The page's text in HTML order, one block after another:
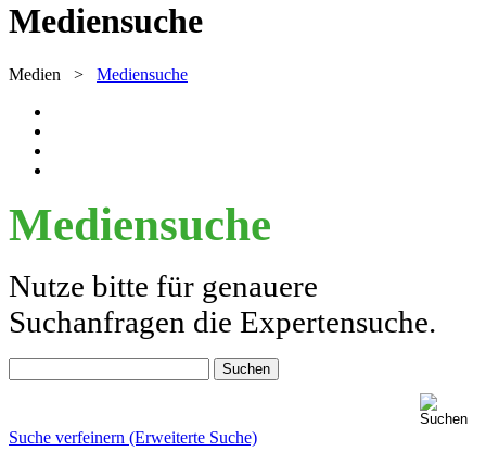
Mediensuche
Medien > Mediensuche
Mediensuche
Nutze bitte für genauere
Suchanfragen die Expertensuche.
Suche verfeinern (Erweiterte Suche)